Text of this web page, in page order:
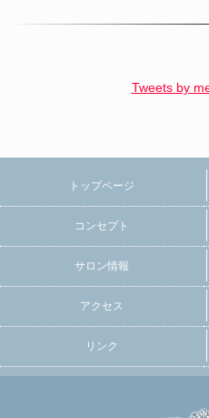
Tweets by
トップページ
コンセプト
サロン情報
アクセス
リンク